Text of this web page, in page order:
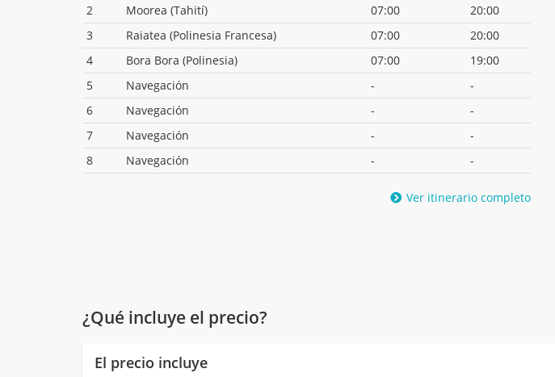
2
Moorea (Tahití) 07:00
20:00
3
Raiatea (Polinesia Francesa) 07:00
20:00
4
Bora Bora (Polinesia) 07:00
19:00
5
Navegación -
-
6
Navegación -
-
7
Navegación -
-
8
Navegación - -
Ver itinerario completo
¿Qué incluye el precio?
El precio incluye